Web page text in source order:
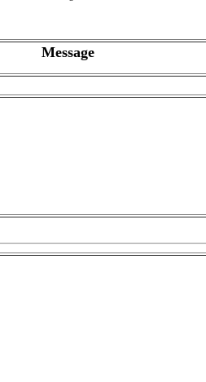
Message